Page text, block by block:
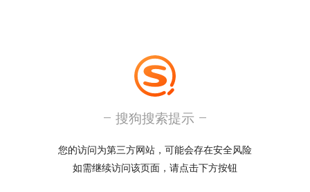
搜狗搜索提示
您的访问为第三方网站，可能会存在安全风险
如需继续访问该页面，请点击下方按钮